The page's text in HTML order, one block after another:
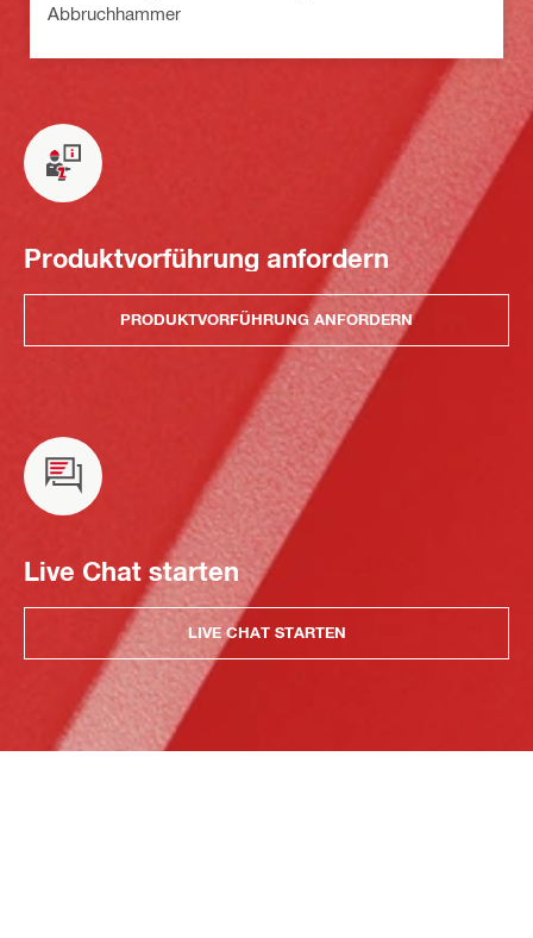
Abbruchhammer
Produktvorführung anfordern
PRODUKTVORFÜHRUNG ANFORDERN
Live Chat starten
LIVE CHAT STARTEN